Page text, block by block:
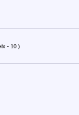
- 10 )